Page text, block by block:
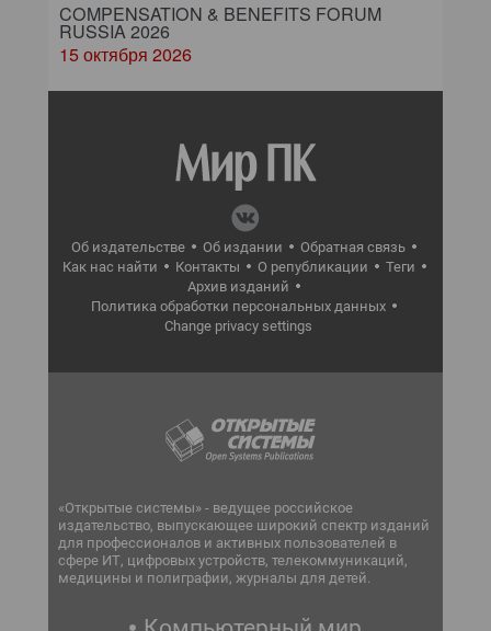
COMPENSATION & BENEFITS FORUM
RUSSIA 2026
15 октября 2026
Об издательстве Об издании
Обратная связь
Как нас найти
Контакты О републикации
Теги
Архив изданий
Политика обработки персональных данных
Change privacy settings
«Открытые системы» - ведущее российское
издательство, выпускающее широкий спектр изданий
для профессионалов и активных пользователей в
сфере ИТ, цифровых устройств, телекоммуникаций,
медицины и полиграфии, журналы для детей.